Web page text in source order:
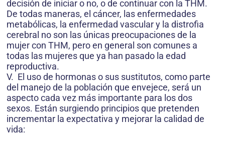
decisión de iniciar o no, o de continuar con la THM.
De todas maneras, el cáncer, las enfermedades
metabólicas, la enfermedad vascular y la distrofia
cerebral no son las únicas preocupaciones de la
mujer con THM, pero en general son comunes a
todas las mujeres que ya han pasado la edad
reproductiva.
V. El uso de hormonas o sus sustitutos, como parte
del manejo de la población que envejece, será un
aspecto cada vez más importante para los dos
sexos. Están surgiendo principios que pretenden
incrementar la expectativa y mejorar la calidad de
vida: